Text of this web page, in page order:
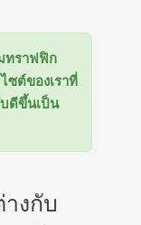
ทราฟฟิก
ซต์ของเราที่
ดีขึ้นเป็น
งกับ